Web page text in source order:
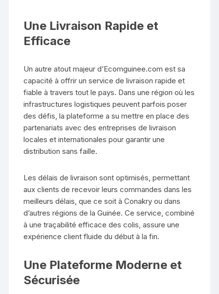
Une Livraison Rapide et
Efficace
Un autre atout majeur d’Ecomguinee.com est sa
capacité à offrir un service de livraison rapide et
fiable à travers tout le pays. Dans une région où les
infrastructures logistiques peuvent parfois poser
des défis, la plateforme a su mettre en place des
partenariats avec des entreprises de livraison
locales et internationales pour garantir une
distribution sans faille.
Les délais de livraison sont optimisés, permettant
aux clients de recevoir leurs commandes dans les
meilleurs délais, que ce soit à Conakry ou dans
d’autres régions de la Guinée. Ce service, combiné
à une traçabilité efficace des colis, assure une
expérience client fluide du début à la fin.
Une Plateforme Moderne et
Sécurisée